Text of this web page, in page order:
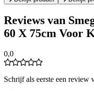
Reviews van
60 X 75cm Voor
0,0
Schrijf als eerste een review